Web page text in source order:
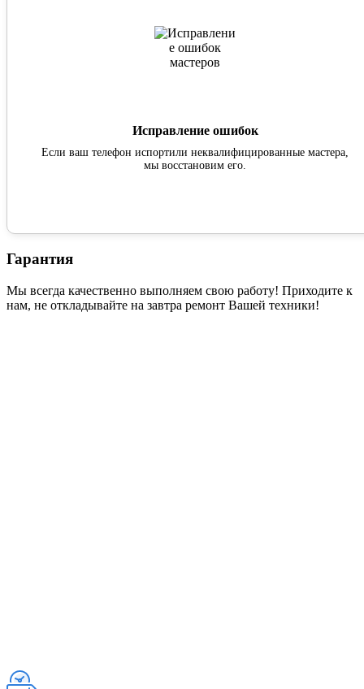
Исправление ошибок
Если ваш телефон испортили неквалифицированные мастера,
мы восстановим его.
Гарантия
Мы всегда качественно выполняем свою работу! Приходите к
нам, не откладывайте на завтра ремонт Вашей техники!